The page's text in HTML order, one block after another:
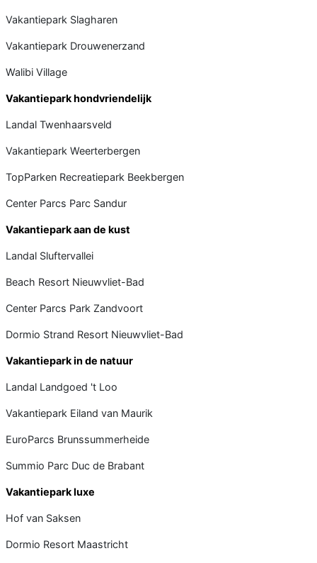
Vakantiepark Slagharen
Vakantiepark Drouwenerzand
Walibi Village
Vakantiepark hondvriendelijk
Landal Twenhaarsveld
Vakantiepark Weerterbergen
TopParken Recreatiepark Beekbergen
Center Parcs Parc Sandur
Vakantiepark aan de kust
Landal Sluftervallei
Beach Resort Nieuwvliet-Bad
Center Parcs Park Zandvoort
Dormio Strand Resort Nieuwvliet-Bad
Vakantiepark in de natuur
Landal Landgoed 't Loo
Vakantiepark Eiland van Maurik
EuroParcs Brunssummer­heide
Summio Parc Duc de Brabant
Vakantiepark luxe
Hof van Saksen
Dormio Resort Maastricht